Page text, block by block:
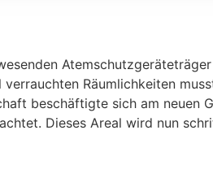
Räumlichkeiten
beschäftigte sich am neuen
Dieses Areal wird nun